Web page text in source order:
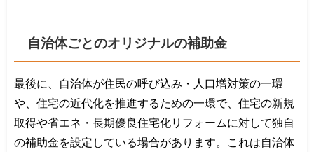
自治体ごとのオリジナルの補助金
最後に、自治体が住民の呼び込み・人口増対策の一環
や、住宅の近代化を推進するための一環で、住宅の新規
取得や省エネ・長期優良住宅化リフォームに対して独自
の補助金を設定している場合があります。これは自治体